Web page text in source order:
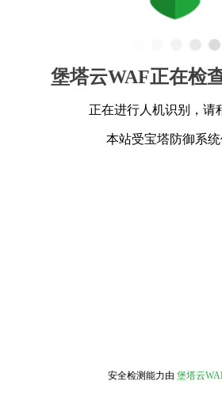
堡塔云WAF正在检
正在进行人机识别，请
本站受宝塔防御系
安全检测能力由 堡塔云